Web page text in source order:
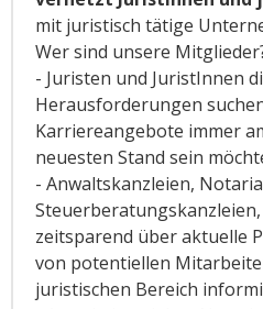
mit juristisch tätige
Wer sind unsere
- Juristen und JuristInnen
Herausforderungen
Karriereangebote immer
neuesten Stand sein
- Anwaltskanzleien,
zeitsparend über aktuelle
von potentiellen
juristischen Bereich